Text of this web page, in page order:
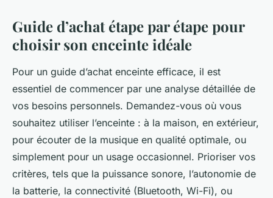
Guide d’achat étape par étape pour
choisir son enceinte idéale
Pour un guide d’achat enceinte efficace, il est
essentiel de commencer par une analyse détaillée de
vos besoins personnels. Demandez-vous où vous
souhaitez utiliser l’enceinte : à la maison, en extérieur,
pour écouter de la musique en qualité optimale, ou
simplement pour un usage occasionnel. Prioriser vos
critères, tels que la puissance sonore, l’autonomie de
la batterie, la connectivité (Bluetooth, Wi-Fi), ou